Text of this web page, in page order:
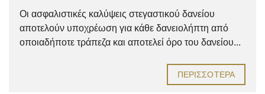
Οι ασφαλιστικές καλύψεις στεγαστικού δανείου
αποτελούν υποχρέωση για κάθε δανειολήπτη από
οποιαδήποτε τράπεζα και αποτελεί όρο του δανείου...
ΠΕΡΙΣΣΌΤΕΡΑ